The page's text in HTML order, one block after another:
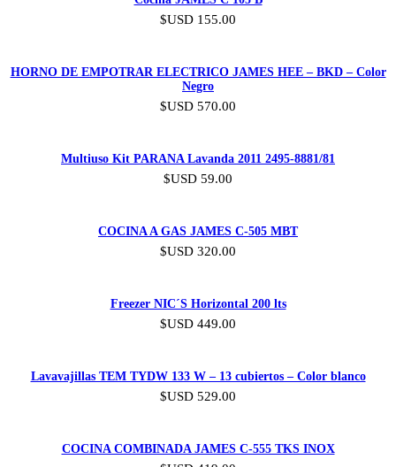
$USD 155.00
HORNO DE EMPOTRAR ELECTRICO JAMES HEE – BKD – Color
Negro
$USD 570.00
Multiuso Kit PARANA Lavanda 2011 2495-8881/81
$USD 59.00
COCINA A GAS JAMES C-505 MBT
$USD 320.00
Freezer NIC´S Horizontal 200 lts
$USD 449.00
Lavavajillas TEM TYDW 133 W – 13 cubiertos – Color blanco
$USD 529.00
COCINA COMBINADA JAMES C-555 TKS INOX